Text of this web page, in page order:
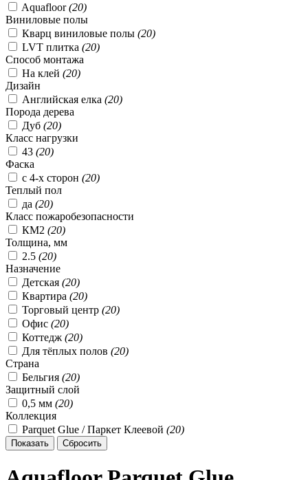
Aquafloor(20)
Виниловые полы
Кварц виниловые полы (20)
LVT плитка (20)
Способ монтажа
На клей (20)
Дизайн
Английская елка (20)
Порода дерева
Дуб (20)
Класс нагрузки
43 (20)
Фаска
с 4-х сторон (20)
Теплый пол
да (20)
Класс пожаробезопасности
КМ2 (20)
Толщина, мм
2.5 (20)
Назначение
Детская (20)
Квартира (20)
Торговый центр (20)
Офис (20)
Коттедж (20)
Для тёплых полов (20)
Страна
Бельгия (20)
Защитный слой
0,5 мм (20)
Коллекция
Parquet Glue / Паркет Клеевой (20)